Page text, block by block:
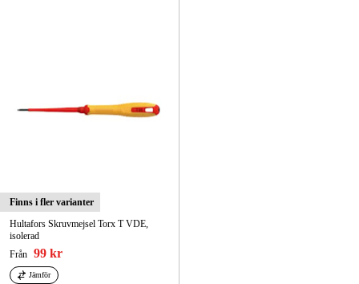
Finns i fler varianter
Hultafors Skruvmejsel Torx T VDE,
isolerad
Från 99 kr
Jämför